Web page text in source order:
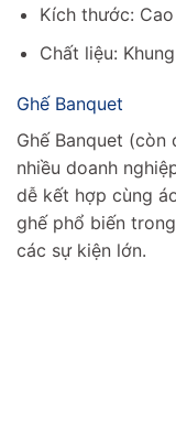
Kích thước:
Chất liệu:
Ghế Banquet
Ghế Banquet
nhiều doanh
dễ kết hợp cùng
ghế phổ biến
các sự kiện lớn.